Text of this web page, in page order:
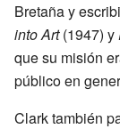
Bretaña y
into Art(1947) y
que su misión
público en
Clark también